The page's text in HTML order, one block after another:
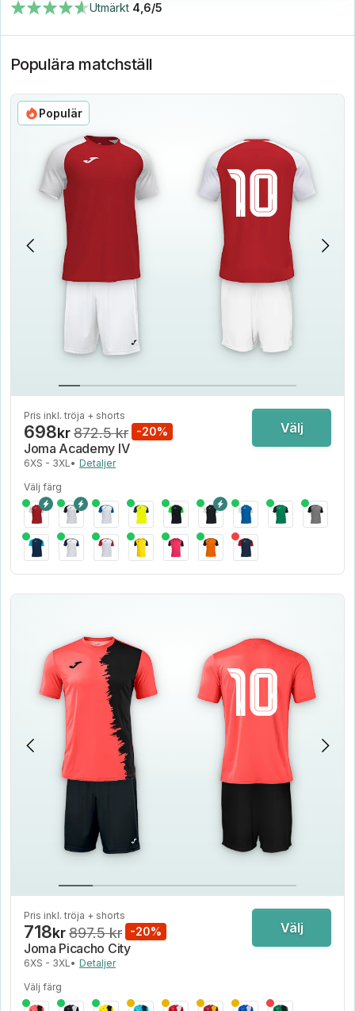
Utmärkt 4,6/5
Populära matchställ
Populär
Pris inkl. tröja + shorts
698kr872.5 kr -20%
Joma Academy IV
6XS - 3XL• Detaljer
Välj
Välj färg
Pris inkl. tröja + shorts
718kr897.5 kr -20%
Joma Picacho City
6XS - 3XL• Detaljer
Välj
Välj färg